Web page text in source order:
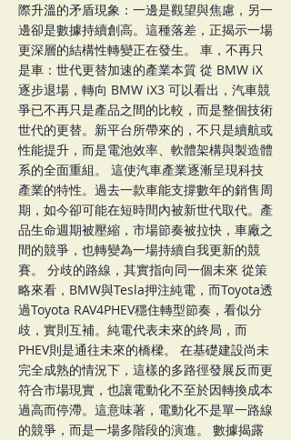
際升溫的矛盾現象：一邊是觀望與焦慮，另一
邊卻是數據持續創高。這種落差，正揭示一場
更深層的結構性轉變正在發生。 車，不再只
是車：世代更替加速的產業本質 從 BMW iX
逐步退場，轉向 BMW iX3 可以看出，汽車競
爭已不再只是產品之間的比較，而是整個技術
世代的更替。新平台所帶來的，不只是續航或
性能提升，而是電池效率、軟體架構與製造體
系的全面重組。 這使汽車產業逐漸呈現科技
產業的特性。過去一款車能支撐數年的銷售周
期，如今卻可能在短時間內被新世代取代。產
品生命週期被壓縮，市場節奏被拉快，車廠之
間的競爭，也轉變為一場持續自我更新的競
賽。 分歧的路線，其實指向同一個未來 從策
略來看，BMW與Tesla押注純電，而Toyota透
過Toyota RAV4PHEV穩住轉型節奏，看似分
歧，實則互補。純電代表未來的終局，而
PHEV則是通往未來的橋樑。 在基礎建設尚未
完全成熟的情況下，這樣的多路徑發展反而更
符合市場現實，也讓電動化不至於因轉換成本
過高而停滯。這意味著，電動化不是單一路線
的競爭，而是一場多階段的演進。 數據揭露